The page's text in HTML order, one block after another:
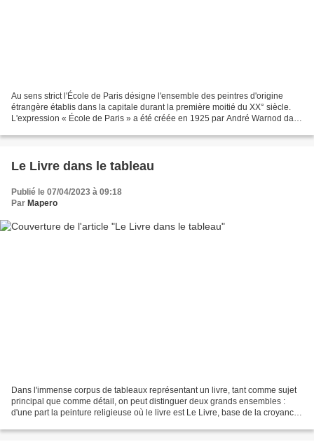
Au sens strict l'École de Paris désigne l'ensemble des peintres d'origine
étrangère établis dans la capitale durant la première moitié du XX° siècle.
L'expression « École de Paris » a été créée en 1925 par André Warnod dans
Le Livre dans le tableau
Publié le 07/04/2023 à 09:18
Par Mapero
Dans l'immense corpus de tableaux représentant un livre, tant comme sujet
principal que comme détail, on peut distinguer deux grands ensembles :
d'une part la peinture religieuse où le livre est Le Livre, base de la croyance